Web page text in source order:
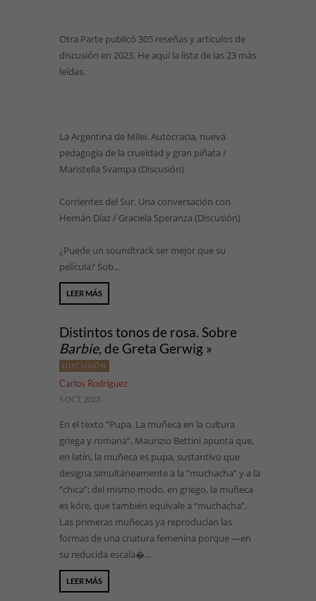
Otra Parte publicó 305 reseñas y artículos de
discusión en 2023. He aquí la lista de las 23 más
leídas.
La Argentina de Milei. Autocracia, nueva
pedagogía de la crueldad y gran piñata /
Maristella Svampa (Discusión)
Corrientes del Sur. Una conversación con
Hernán Díaz / Graciela Speranza (Discusión)
¿Puede un soundtrack ser mejor que su
película? Sob...
LEER MÁS
Distintos tonos de rosa. Sobre
Barbie, de Greta Gerwig »
DISCUSIÓN
Carlos Rodríguez
5 OCT, 2023
En el texto “Pupa. La muñeca en la cultura
griega y romana”, Maurizio Bettini apunta que,
en latín, la muñeca es pupa, sustantivo que
designa simultáneamente a la “muchacha” y a la
“chica”; del mismo modo, en griego, la muñeca
es kóre, que también equivale a “muchacha”.
Las primeras muñecas ya reproducían las
formas de una criatura femenina porque —en
su reducida escala�...
LEER MÁS